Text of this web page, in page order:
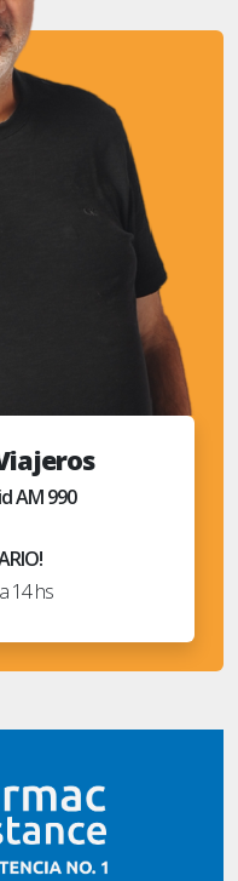
AM 990
14 hs